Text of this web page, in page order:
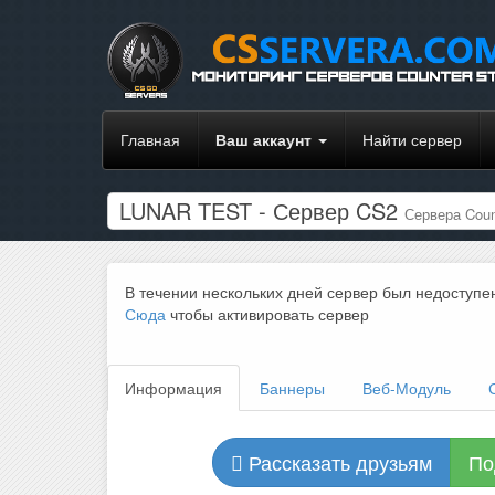
Главная Ваш аккаунт Найти сервер
LUNAR TEST - Сервер CS2 Сервера
В течении нескольких дней сервер был
Сюда чтобы активировать сервер
Информация Баннеры Веб-Модуль
Рассказать друзьям